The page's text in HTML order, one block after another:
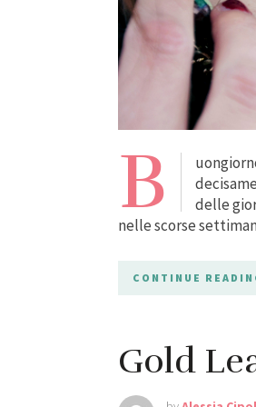
B
delle
nelle scorse
CONTINUE
Gold